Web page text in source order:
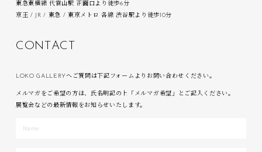
東急東横線 代官山駅 正面口より徒歩6分
京王 / JR / 東急 / 東京メトロ 各線 渋谷駅より徒歩10分
C ON T AC T
LOKO GALLERYへご質問は下記フォームよりお問い合わせください。
メルマガをご希望の方は、氏名明記の上「メルマガ希望」とご記入ください。
展覧会などの最新情報をお知らせいたします。